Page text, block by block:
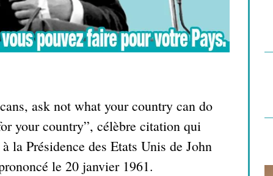
ask not what your country can do
your country”, célèbre citation qui
la Présidence des Etats Unis de John
le 20 janvier 1961.